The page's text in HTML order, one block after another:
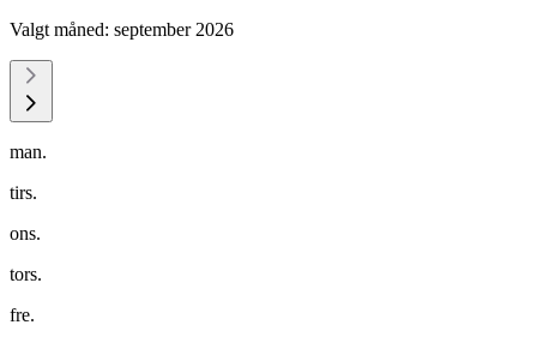
Valgt måned: september 2026
man.
tirs.
ons.
tors.
fre.